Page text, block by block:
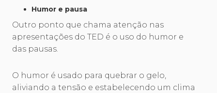
Humor e pausa
Outro ponto que chama atenção nas
apresentações do TED é o uso do humor e
das pausas.
O humor é usado para quebrar o gelo,
aliviando a tensão e estabelecendo um clima